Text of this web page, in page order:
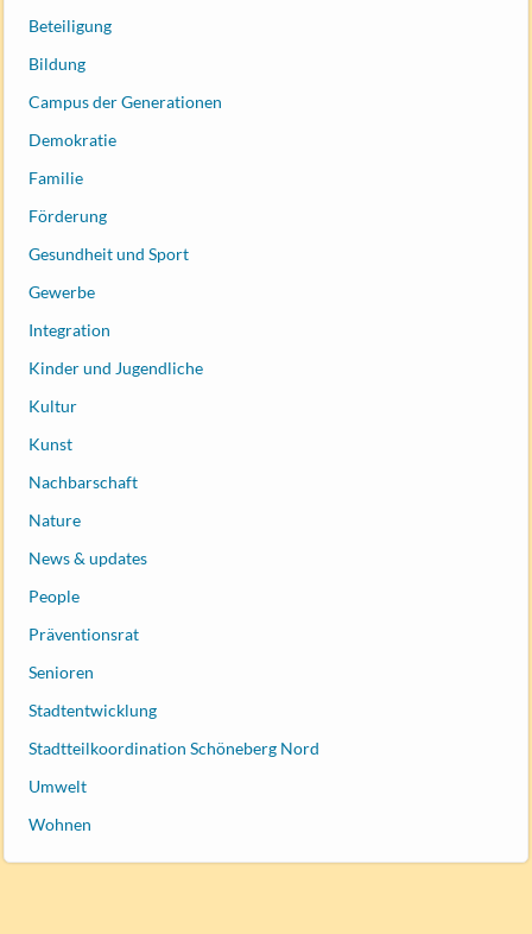
Beteiligung
Bildung
Campus der Generationen
Demokratie
Familie
Förderung
Gesundheit und Sport
Gewerbe
Integration
Kinder und Jugendliche
Kultur
Kunst
Nachbarschaft
Nature
News & updates
People
Präventionsrat
Senioren
Stadtentwicklung
Stadtteilkoordination Schöneberg Nord
Umwelt
Wohnen